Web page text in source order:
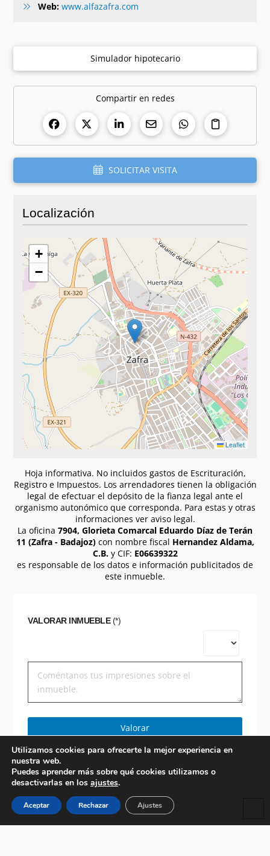
Web: www.alfazafra.com
Simulador hipotecario
Compartir en redes
SOLICITAR VISITA
Localización
+
−
Leaflet
Hoja informativa. No incluidos gastos de Escrituración,
Registro e Impuestos. Los arrendadores tienen la obligación
legal de efectuar el depósito de la fianza legal ante el
organismo autonómico que corresponda. Para estas y otras
informaciones ver aviso legal.
La oficina 7904, Glorieta Comarcal Eduardo Díaz de Terán
11 (Zafra - Badajoz)con nombre fiscal Hernandez Aldama,
C.B.y CIF: E06639322
es responsable de los datos e información publicitados de
este inmueble.
VALORAR INMUEBLE(*)
Valorar
Utilizamos cookies para ofrecerte la mejor experiencia en
nuestra web.
Puedes aprender más sobre qué cookies utilizamos o
desactivarlas en los ajustes.
Aceptar Rechazar Ajustes